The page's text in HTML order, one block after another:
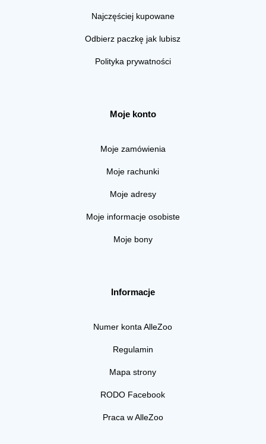
Najczęściej kupowane
Odbierz paczkę jak lubisz
Polityka prywatności
Moje konto
Moje zamówienia
Moje rachunki
Moje adresy
Moje informacje osobiste
Moje bony
Informacje
Numer konta AlleZoo
Regulamin
Mapa strony
RODO Facebook
Praca w AlleZoo